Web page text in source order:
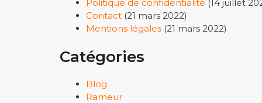
Politique de confidentialité (14 juillet
Contact (21 mars 2022)
Mentions légales (21 mars 2022)
Catégories
Blog
Rameur